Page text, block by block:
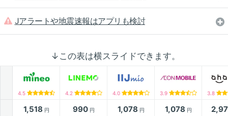
Jアラートや地震速報はアプリも検討
↓この表は横スライドできます。
4.5 4.2 4.0 3.9 3.8
1,518 円
990円
1,078 円
1,078 円